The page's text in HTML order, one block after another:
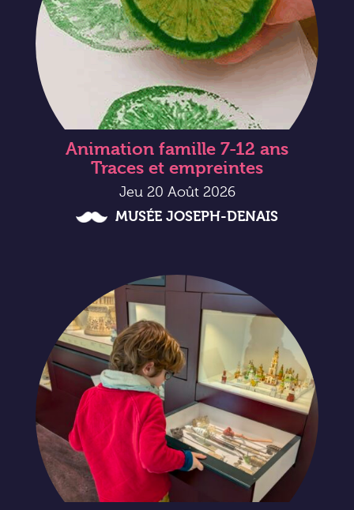
Animation famille 7-12 ans
Traces et empreintes
Jeu 20 Août 2026
MUSÉE JOSEPH-DENAIS